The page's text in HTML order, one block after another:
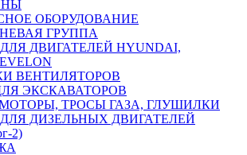
ОБОРУДОВАНИЕ
ГРУППА
ДВИГАТЕЛЕЙ HYUNDAI,
ВЕНТИЛЯТОРОВ
ЭКСКАВАТОРОВ
ТРОСЫ ГАЗА, ГЛУШИЛКИ
ДИЗЕЛЬНЫХ ДВИГАТЕЛЕЙ
2)